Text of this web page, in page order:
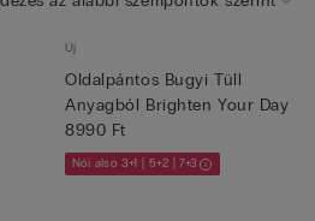
Új
Oldalpántos Bugyi Tüll
Anyagból Brighten Your Day
8990 Ft
Női alsó 3+1 | 5+2 | 7+3